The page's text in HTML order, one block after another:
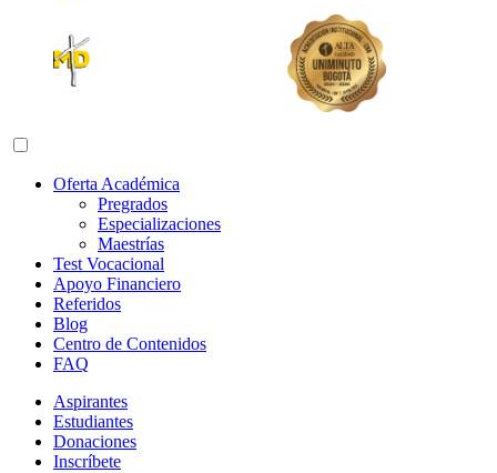
Abrir menú de navegación
Oferta Académica
Pregrados
Especializaciones
Maestrías
Test Vocacional
Apoyo Financiero
Referidos
Blog
Centro de Contenidos
FAQ
Aspirantes
Estudiantes
Donaciones
Inscríbete